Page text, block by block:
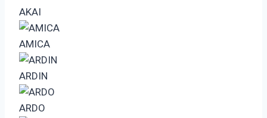
AKAI
AMICA
ARDIN
ARDO